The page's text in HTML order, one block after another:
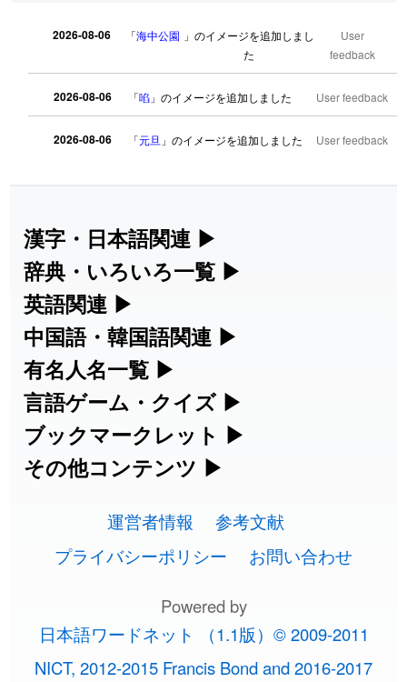
2026-08-06 「海中公園 」のイメージを追加しまし
た
User
feedback
2026-08-06 「啗 」のイメージを追加しました User feedback
2026-08-06 「元旦 」のイメージを追加しました User feedback
2026-08-06 「 」のイメージを追加しました
2026-08-06 「 胆石」のイメージを追加しました
2026-08-06 「
2026-08-06
2026-08-06 」のイメージを追加しました
2026-08-06 「截 」のイメージを追加しました
2026-08-06 「発売 」のイメージを追加しました
2026-08-06 「大筋」のイメージを追加しました
2026-08-06 「 翌朝」のイメージを追加しました User feedback
」のイメージを追加しました
漢字・日本語関連 ▶
漢字の読み方検索、手書き入力、書き順
練習など、日本語学習に役立つツールを
集めています。
人名漢字辞典 - 読み方検索
手書き漢字入力
漢字の書き方・書き順 書き取り練習
ひらがなの書き方・書き順
カタカナの書き方・書き順
スラングの意味・語源・例文・英語・
辞典・いろいろ一覧 ▶
部首・画数別の漢字一覧、熟語辞典、地
名・駅名検索など、各種リファレンスツ
ールです。
部首画数別漢字一覧
常用漢字一覧
画数別なまえ漢字一覧
名前イメージイラスト一覧
イメージ・印象から漢字や熟語を探す
英語関連 ▶
カタカナ語・略語の意味検索、発音記
号、リスニング練習など英語学習ツール
です。
カタカナ語の意味・発音・類語辞典
英語の発音記号一覧
英単語リスニングテスト
英語の意味・発音の違い
中国語・韓国語関連 ▶
中国語のピンイン変換、韓国語の手書き
入力など、アジア言語学習ツールです。
手書き中国語入力 変換ツール
韓国語手書き入力
外国語翻訳ツール
有名人名一覧 ▶
海外セレブやスポーツ選手の名前の読み
方・発音を確認できます。
海外有名人の苗字・名前一覧と発音
プレミアリーグ選手名一覧
WEリーグ選手名一覧
東京オリンピック選手名一覧
言語ゲーム・クイズ ▶
四字熟語パズルや漢字クイズなど、楽し
みながら学べるゲームです。
有名人名前読みクイズ（毎日更新）
四字熟語デイリー穴埋めクイズ（毎日
更新）
ブックマークレット ▶
ブラウザに登録して、どのサイトからで
す。
漢字読み方検索ブックマークレット
英語・カタカナ語意味検索ブックマー
クレット
その他コンテンツ ▶
その他の便利ツールです。
絵文字の意味と使い方
トレンドワード・イメージギャラリ
ー
運営者情報
参考文献
プライバシーポリシー
お問い合わせ
Powered by
日本語ワードネット （1.1版）© 2009-2011
NICT, 2012-2015 Francis Bond and 2016-2017